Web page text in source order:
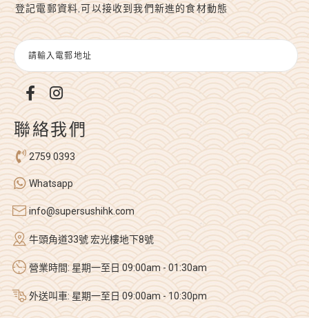
登記電郵資料,可以接收到我們新進的食材動態
聯絡我們
2759 0393
Whatsapp
info@supersushihk.com
牛頭角道33號 宏光樓地下8號
營業時間: 星期一至日 09:00am - 01:30am
外送叫車: 星期一至日 09:00am - 10:30pm